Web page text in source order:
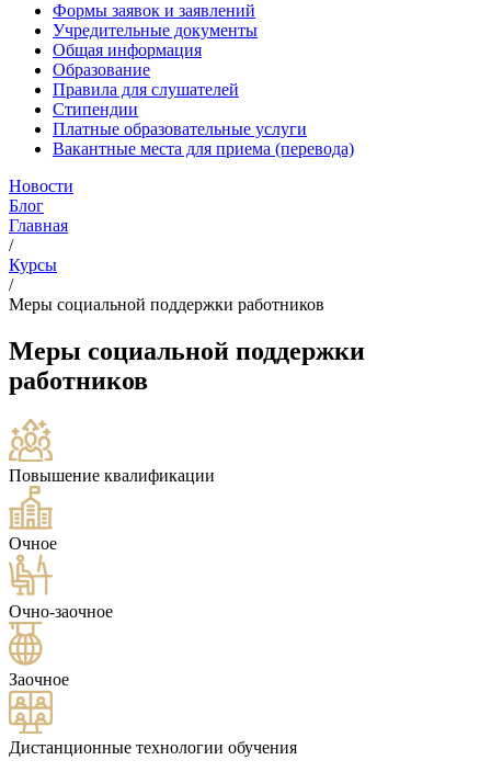
Формы заявок и заявлений
Учредительные документы
Общая информация
Образование
Правила для слушателей
Стипендии
Платные образовательные услуги
Вакантные места для приема (перевода)
Новости
Блог
Главная
/
Курсы
/
Меры социальной поддержки работников
Меры социальной поддержки
работников
Повышение квалификации
Очное
Очно-заочное
Заочное
Дистанционные технологии обучения